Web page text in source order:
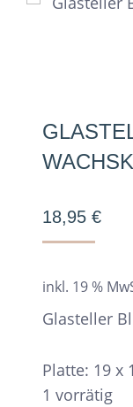
18,95 €
inkl. 19 %
Glasteller
Platte: 19 x
1 vorrätig